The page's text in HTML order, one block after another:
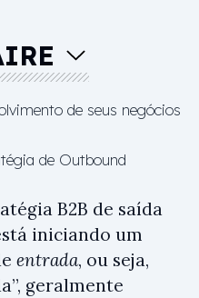
de seus negócios
de Outbound
B2B de saída
iniciando um
entrada, ou seja,
geralmente